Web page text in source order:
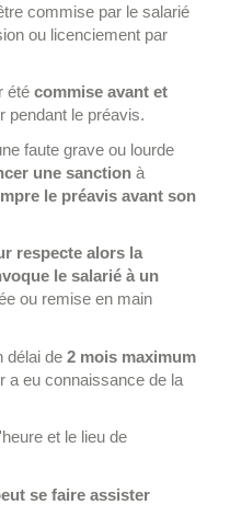
commise par le salarié
ou licenciement par
été commise avant et
pendant le préavis.
faute grave ou lourde
une sanction à
le préavis avant son
respecte alors la
le salarié à un
ou remise en main
délai de 2 mois maximum
a eu connaissance de la
et le lieu de
se faire assister